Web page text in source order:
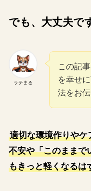
でも、大丈夫で
ラテまる
この記
を幸せ
法をお伝
適切な環境作りやケ
不安や「このままで
もきっと軽くなるは